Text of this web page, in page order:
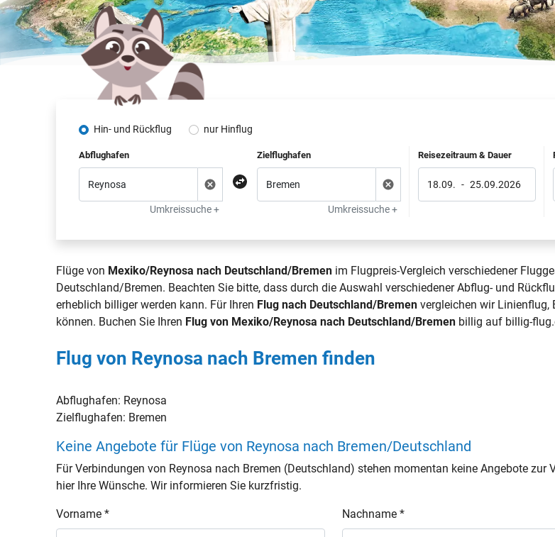
Hin- und Rückflug nur Hinflug
Abflughafen
Umkreissuche +
Zielflughafen
Umkreissuche +
Reisezeitraum & Dauer
18.09. - 25.09.2026
Flüge von Mexiko/Reynosa nach Deutschland/Bremen im Flugpreis-Vergleich verschiedener
Deutschland/Bremen. Beachten Sie bitte, dass durch die Auswahl verschiedener Abflug- und
erheblich billiger werden kann. Für Ihren Flug nach Deutschland/Bremen vergleichen wir
können. Buchen Sie Ihren Flug von Mexiko/Reynosa nach Deutschland/Bremen billig auf billig-
Flug von Reynosa nach Bremen finden
Abflughafen: Reynosa
Zielflughafen: Bremen
Keine Angebote für Flüge von Reynosa nach Bremen/Deutschland
Für Verbindungen von Reynosa nach Bremen (Deutschland) stehen momentan keine Angebote zur
hier Ihre Wünsche. Wir informieren Sie kurzfristig.
Vorname * Nachname *